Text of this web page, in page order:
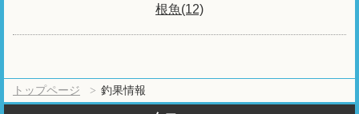
根魚(12)
トップページ 釣果情報